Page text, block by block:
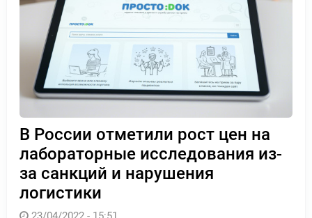
В России отметили рост цен на
лабораторные исследования из-
за санкций и нарушения
логистики